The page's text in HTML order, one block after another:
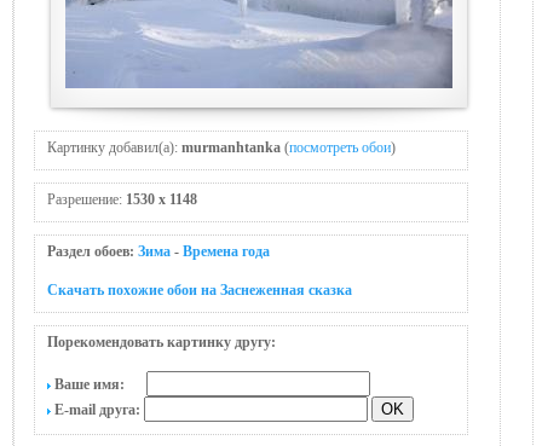
Картинку добавил(а): murmanhtanka (посмотреть обои)
Разрешение: 1530 x 1148
Раздел обоев: Зима - Времена года
Скачать похожие обои на Заснеженная сказка
Порекомендовать картинку другу:
Ваше имя:
E-mail друга: